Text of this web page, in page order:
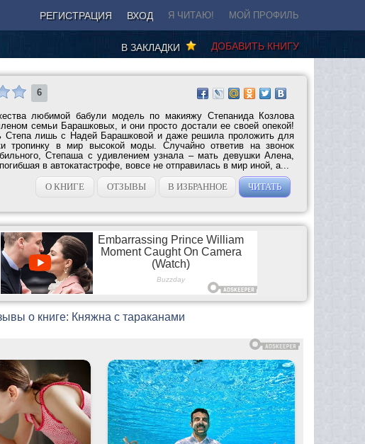
РЕГИСТРАЦИЯ ВХОД Я ЧИТАЮ! МОЙ ПРОФИЛЬ
ДОБАВИТЬ КНИГУ
В ЗАКЛАДКИ
6
любимой бабули модель по макияжу Степанида Козлова
семьи Барашковых, и они просто достали ее своей опекой!
Степа лишь с Надей Барашковой и даже решила проложить для
тропинку в мир высокой моды. Случайно ответив на звонок
Степаша с удивлением узнала – мать девушки Алена,
в автокатастрофе, вовсе не отправилась в мир иной, а...
О КНИГЕ
ОТЗЫВЫ В ИЗБРАННОЕ ЧИТАТЬ
о книге: Княжна с тараканами